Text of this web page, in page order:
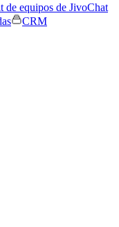
de equipos de JivoChat
CRM